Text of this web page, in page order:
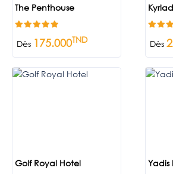
The Penthouse
Dès 175.000TND Dès
Golf Royal Hotel